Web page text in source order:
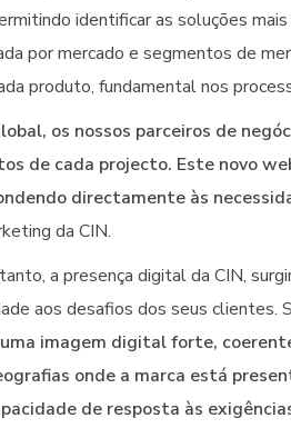
identificar as soluções
por mercado e segmentos de
produto, fundamental nos
os nossos parceiros de
de cada projecto. Este novo
directamente às
da CIN.
a presença digital da CIN,
aos desafios dos seus clientes.
imagem digital forte,
onde a marca está
de resposta às